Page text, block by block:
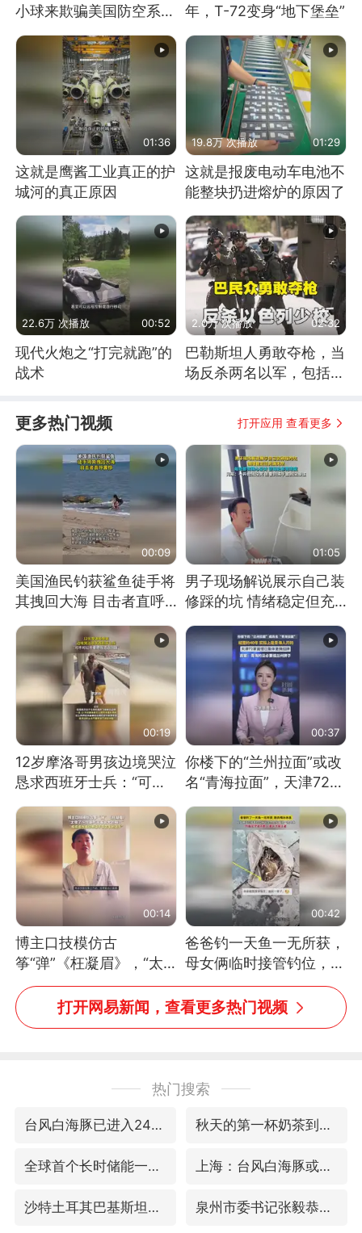
小球来欺骗美国防空系统
年，T-72变身“地下堡垒”
01:36
这就是鹰酱工业真正的护
城河的真正原因
19.8万 次播放 01:29
这就是报废电动车电池不
能整块扔进熔炉的原因了
22.6万 次播放 00:52
现代火炮之“打完就跑”的
战术
2.0万 次播放 02:32
巴勒斯坦人勇敢夺枪，当
场反杀两名以军，包括一
更多热门视频 打开应用 查看更多
00:09
美国渔民钓获鲨鱼徒手将
其拽回大海 目击者直呼
消息）
01:05
男子现场解说展示自己装
修踩的坑 情绪稳定但充
计 但每处都有瑕疵 网
友：一开始我没笑 但看
到洗手盆我没绷住
00:19
12岁摩洛哥男孩边境哭泣
恳求西班牙士兵：“可不
00:37
你楼下的“兰州拉面”或改
名“青海拉面”，天津72家
00:14
博主口技模仿古
筝“弹”《枉凝眉》，“太
像了～你是吃古筝长大的
吗？”“或将成为首位考级
不带古筝的选手。”（来
00:42
爸爸钓一天鱼一无所获，
母女俩临时接管钓位，用
玩具鱼竿钓上大鱼
打开网易新闻，查看更多热门视频
热门搜索
台风白海豚已进入24小时警戒线 秋天的第一杯奶茶到底有多火
全球首个长时储能一体化产业园量产 上海：台风白海豚或将带来龙卷风
沙特土耳其巴基斯坦签署共同防务协议 泉州市委书记张毅恭被查